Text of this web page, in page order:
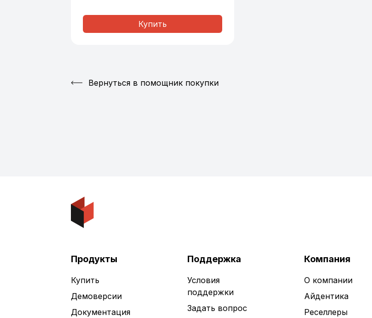
Купить
Вернуться в помощник покупки
Продукты
Купить
Демоверсии
Документация
Поддержка
Условия
поддержки
Задать вопрос
Компания
О компании
Айдентика
Реселлеры